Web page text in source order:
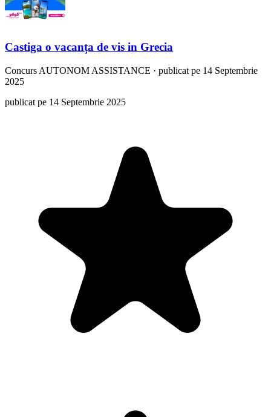
Castiga o vacanța de vis in Grecia
Concurs AUTONOM ASSISTANCE · publicat pe 14 Septembrie
2025
publicat pe 14 Septembrie 2025